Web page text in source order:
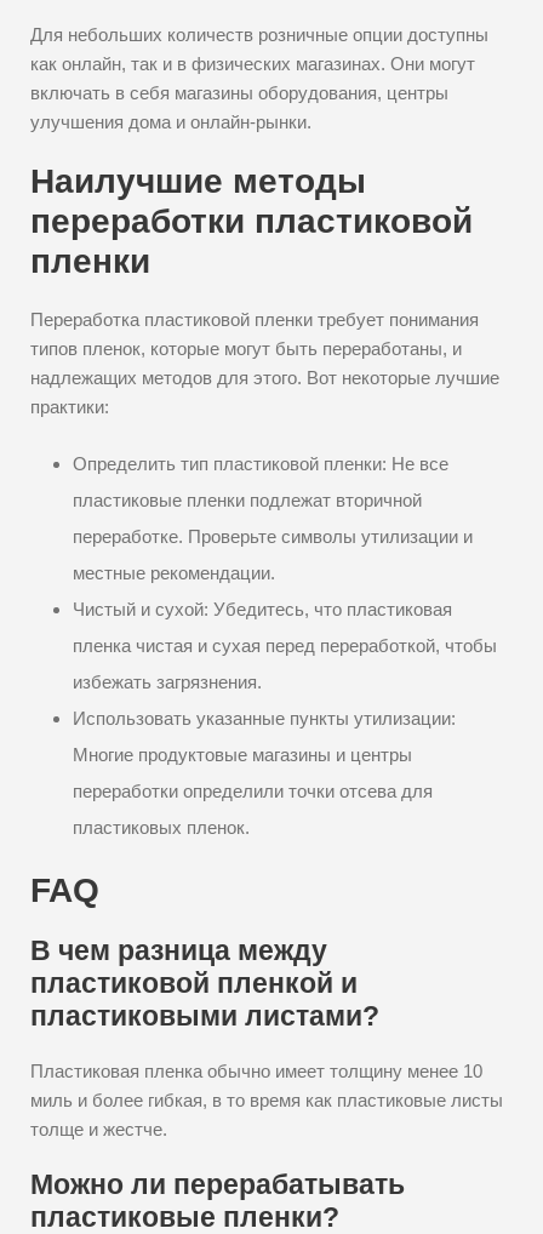
Для небольших количеств розничные опции доступны
как онлайн, так и в физических магазинах. Они могут
включать в себя магазины оборудования, центры
улучшения дома и онлайн-рынки.
Наилучшие методы
переработки пластиковой
пленки
Переработка пластиковой пленки требует понимания
типов пленок, которые могут быть переработаны, и
надлежащих методов для этого. Вот некоторые лучшие
практики:
Определить тип пластиковой пленки: Не все
пластиковые пленки подлежат вторичной
переработке. Проверьте символы утилизации и
местные рекомендации.
Чистый и сухой: Убедитесь, что пластиковая
пленка чистая и сухая перед переработкой, чтобы
избежать загрязнения.
Использовать указанные пункты утилизации:
Многие продуктовые магазины и центры
переработки определили точки отсева для
пластиковых пленок.
FAQ
В чем разница между
пластиковой пленкой и
пластиковыми листами?
Пластиковая пленка обычно имеет толщину менее 10
миль и более гибкая, в то время как пластиковые листы
толще и жестче.
Можно ли перерабатывать
пластиковые пленки?